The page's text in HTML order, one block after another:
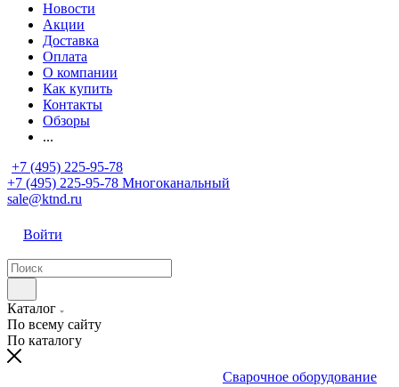
Новости
Акции
Доставка
Оплата
О компании
Как купить
Контакты
Обзоры
...
+7 (495) 225-95-78
+7 (495) 225-95-78 Многоканальный
sale@ktnd.ru
Войти
Каталог
По всему сайту
По каталогу
Сварочное оборудование